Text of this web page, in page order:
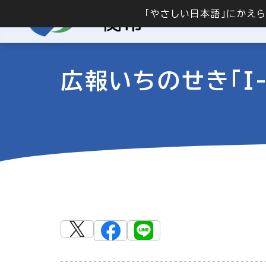
「やさしい日本語」にかえ
広報いちのせき